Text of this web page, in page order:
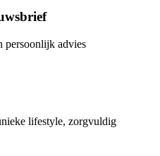
persoonlijk advies
lifestyle, zorgvuldig